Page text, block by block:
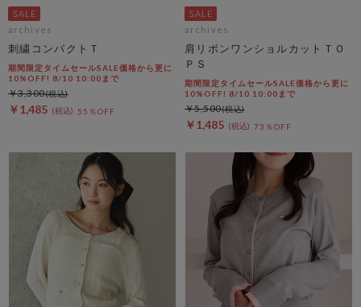
archives
刺繍コンパクトＴ
期間限定タイムセールSALE価格から更に
10%OFF! 8/10 10:00まで
￥1,485 55％OFF
￥3,300
archives
肩リボンワンショルカットＴＯ
ＰＳ
期間限定タイムセールSALE価格から更に
10%OFF! 8/10 10:00まで
￥1,485 73％OFF
￥5,500